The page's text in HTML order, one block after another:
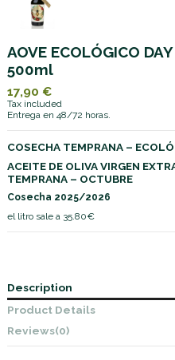
AOVE ECOLÓGICO
500ml
17,90 €
Tax included
Entrega en 48/72 horas.
COSECHA TEMPRANA –
ACEITE DE OLIVA VIRGEN
TEMPRANA – OCTUBRE
Cosecha 2025/2026
el litro sale a 35.80€
Description
Product Details
Reviews(0)